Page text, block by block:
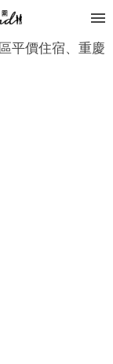
平價住宿、重慶